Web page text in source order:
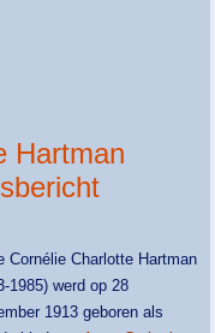
Hartman
Cornélie Charlotte Hartman
1985) werd op 28
1913 geboren als